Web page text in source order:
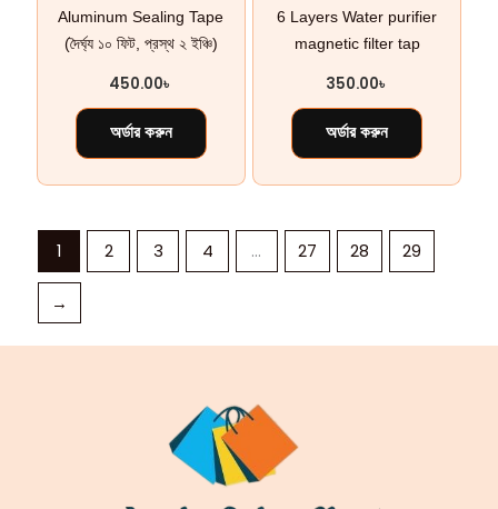
Aluminum Sealing Tape
(দৈর্ঘ্য ১০ ফিট, প্রস্থ ২ ইঞ্চি)
450.00৳
অর্ডার করুন
6 Layers Water purifier
magnetic filter tap
350.00৳
অর্ডার করুন
1 2 3 4 … 27 28 29
→